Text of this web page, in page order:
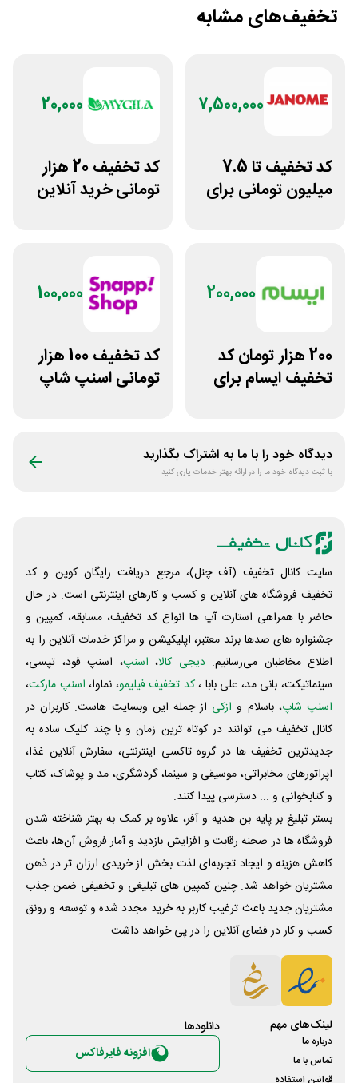
تخفیف‌های مشابه
7,500,000
کد تخفیف تا 7.5
میلیون تومانی برای
20,000
کد تخفیف 20 هزار
تومانی خرید آنلاین
200,000
200 هزار تومان کد
تخفیف ایسام برای
100,000
کد تخفیف 100 هزار
تومانی اسنپ شاپ
دیدگاه خود را با ما به اشتراک بگذارید
با ثبت دیدگاه خود ما را در ارائه بهتر خدمات یاری کنید
سایت کانال تخفیف (آف چنل)، مرجع دریافت رایگان کوپن و کد
تخفیف فروشگاه های آنلاین و کسب و‌ کارهای اینترنتی است. در حال
حاضر با همراهی استارت آپ ها انواع کد تخفیف، مسابقه، کمپین و
جشنواره های صدها برند معتبر، اپلیکیشن و مراکز خدمات آنلاین را به
اطلاع مخاطبان می‌رسانیم. دیجی کالا، اسنپ، اسنپ فود، تپسی،
سینماتیکت، بانی مد، علی‌ بابا ،کد تخفیف فیلیمو، نماوا، اسنپ مارکت،
اسنپ شاپ، باسلام و ازکی از جمله این وبسایت ‌هاست. کاربران در
کانال تخفیف می توانند در کوتاه ترین زمان و با چند کلیک ساده به
جدیدترین تخفیف ها در گروه تاکسی اینترنتی، سفارش آنلاین غذا،
اپراتورهای مخابراتی، موسیقی و سینما، گردشگری، مد و پوشاک، کتاب
و کتابخوانی و ... دسترسی پیدا کنند.
بستر تبلیغ بر پایه بن هدیه و آفر، علاوه بر کمک به بهتر شناخته شدن
فروشگاه ها در صحنه رقابت و افزایش بازدید و آمار فروش آن‌ها، باعث
کاهش هزینه و ایجاد تجربه‌ای لذت بخش از خریدی ارزان تر در ذهن
مشتریان خواهد شد. چنین کمپین های تبلیغی و تخفیفی ضمن جذب
مشتریان جدید باعث ترغیب کاربر به خرید مجدد شده و توسعه و رونق
کسب و کار در فضای آنلاین را در پی خواهد داشت.
لینک‌های مهم
درباره ما
تماس با ما
قوانین استفاده
دانلود‌ها
افزونه فایرفاکس